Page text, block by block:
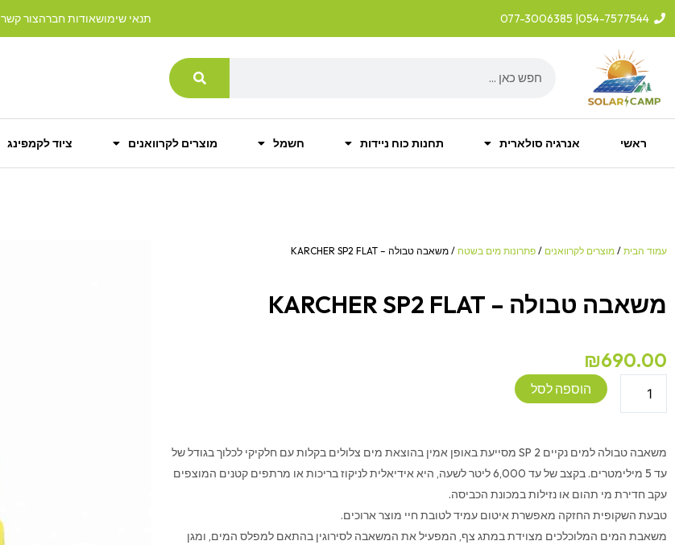
דילוג
054-7577544
| 077-3006385 תנאי שימושאודות חברהצור קשר
ראשי אנרגיה סולארית תחנות כוח ניידות חשמל מוצרים לקרוואנים ציוד לקמפינג
עמוד הבית / מוצרים לקרוואנים / פתרונות מים בשטח / משאבה טבולה – KARCHER SP2 FLAT
משאבה טבולה – KARCHER SP2 FLAT
₪690.00
טבולה
-
KARCHER
SP2
FLAT
הוספה לסל
משאבה טבולה למים נקיים SP 2 מסייעת באופן אמין בהוצאת מים צלולים בקלות עם חלקיקי לכלוך בגודל של
עד 5 מילימטרים. בקצב של עד 6,000 ליטר לשעה, היא אידיאלית לניקוז בריכות או מרתפים קטנים המוצפים
עקב חדירת מי תהום או נזילות במכונת הכביסה.
טבעת השקופית החזקה מאפשרת איטום עמיד לטובת חיי מוצר ארוכים.
משאבת המים המלוכלכים מצוידת במתג צף, המפעיל את המשאבה לסירוגין בהתאם למפלס המים, ומגן